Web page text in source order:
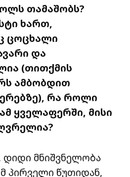
თამაშობს?
ხართ,
ცოცხალი
და
(თითქმის
ამბობდით
), რა როლი
ამ ყველაფერში, მისი
?
დიდი მნიშვნელობა
პირველი წუთიდან,